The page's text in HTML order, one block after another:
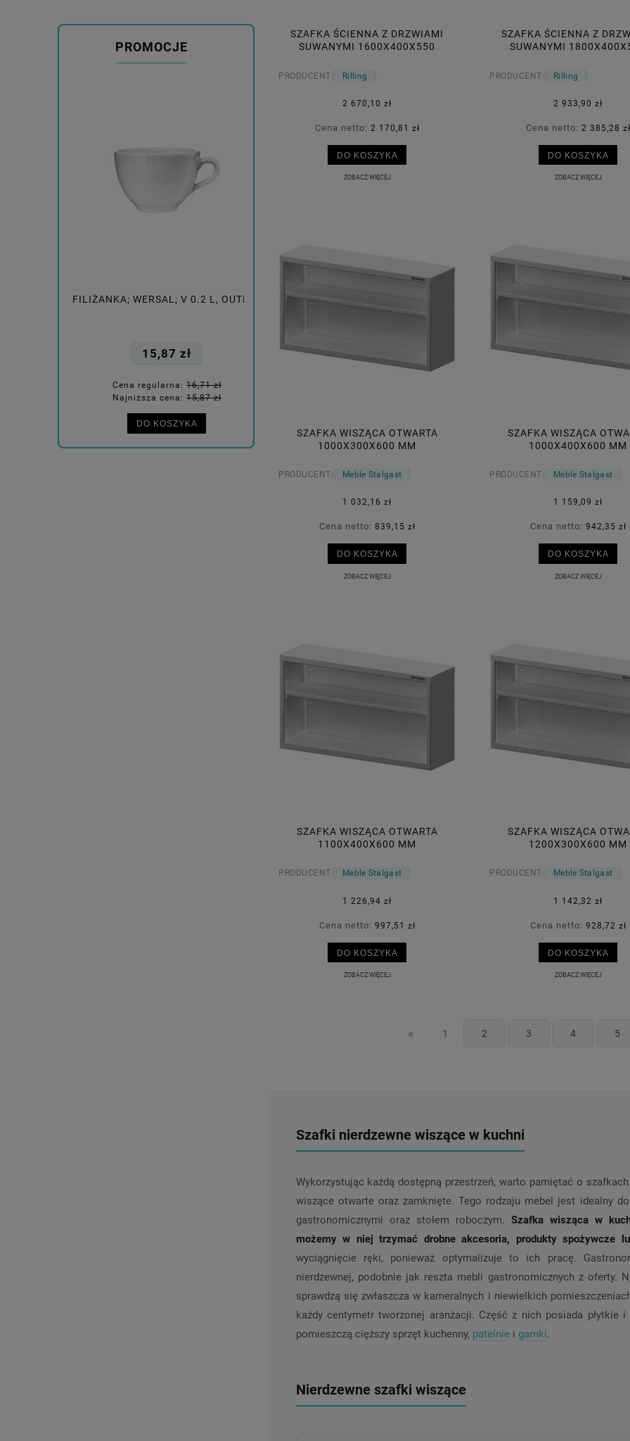
PROMOCJE
FILIŻANKA; WERSAL; V 0.2 L, OUTLET
15,87 zł
Cena regularna: 16,71 zł
Najniższa cena: 15,87 zł
DO KOSZYKA
DYSPENSER DO SOSÓW ZIMNYCH
1,025L CZERWONY, OUTLET
8,82 zł
FILIŻANKA DO CAPPUCCINO;
AROMATECA; BIAŁA; V 0;22 L
8,88 zł
SZAFKA ŚCIENNA Z DRZWIAMI
SUWANYMI 1600X400X550
PRODUCENT: Rilling
2 670,10 zł
Cena netto: 2 170,81 zł
DO KOSZYKA
ZOBACZ WIĘCEJ
SZAFKA ŚCIENNA Z
SUWANYMI
PRODUCENT: Rilling
2 933,90 zł
Cena netto: 2 385,28 zł
DO KOSZYKA
ZOBACZ WIĘCEJ
SZAFKA WISZĄCA OTWARTA
1000X300X600 MM
PRODUCENT: Meble Stalgast
1 032,16 zł
Cena netto: 839,15 zł
DO KOSZYKA
ZOBACZ WIĘCEJ
SZAFKA WISZĄCA
1000X400X600 MM
PRODUCENT: Meble Stalgast
1 159,09 zł
Cena netto: 942,35 zł
DO KOSZYKA
ZOBACZ WIĘCEJ
SZAFKA WISZĄCA OTWARTA
1100X400X600 MM
PRODUCENT: Meble Stalgast
1 226,94 zł
Cena netto: 997,51 zł
DO KOSZYKA
ZOBACZ WIĘCEJ
SZAFKA WISZĄCA
1200X300X600 MM
PRODUCENT: Meble Stalgast
1 142,32 zł
Cena netto: 928,72 zł
DO KOSZYKA
ZOBACZ WIĘCEJ
« 1 2 3 4 5
Szafki nierdzewne wiszące w kuchni
Wykorzystując każdą dostępną przestrzeń, warto pamiętać o
wiszące otwarte oraz zamknięte. Tego rodzaju mebel jest idealny
gastronomicznymi oraz stołem roboczym. Szafka wisząca w
możemy w niej trzymać drobne akcesoria, produkty spożywcze
wyciągnięcie ręki, ponieważ optymalizuje to ich pracę.
nierdzewnej, podobnie jak reszta mebli gastronomicznych z oferty.
sprawdzą się zwłaszcza w kameralnych i niewielkich
każdy centymetr tworzonej aranżacji. Część z nich posiada płytkie
pomieszczą cięższy sprzęt kuchenny, patelniei garnki.
Nierdzewne szafki wiszące